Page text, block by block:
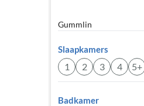
Gummlin
Slaapkamers
1 2 3 4 5+
Badkamer